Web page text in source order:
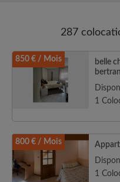
287
850 € / Mois
belle
1
800 € / Mois
1